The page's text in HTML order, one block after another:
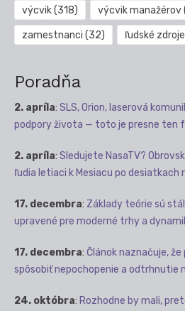
výcvik(318) výcvik manažérov
zamestnanci (32) ľudské zdroje
Poradňa
2. apríla: SLS, Orion, laserová
podpory života — toto je presne ten
2. apríla: Sledujete NasaTV?
ľudia letiaci k Mesiacu po desiatkach
17. decembra: Základy teórie sú
upravené pre moderné trhy a
17. decembra: Článok naznačuje, že
spôsobiť nepochopenie a odtrhnutie
24. októbra: Rozhodne by mali,